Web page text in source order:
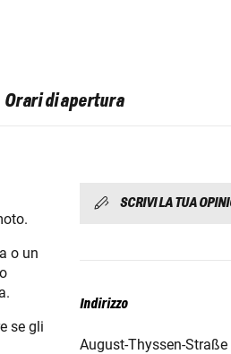
Orari di apertura
o un
se gli
SCRIVI LA TUA
Indirizzo
August-Thyssen-Straße